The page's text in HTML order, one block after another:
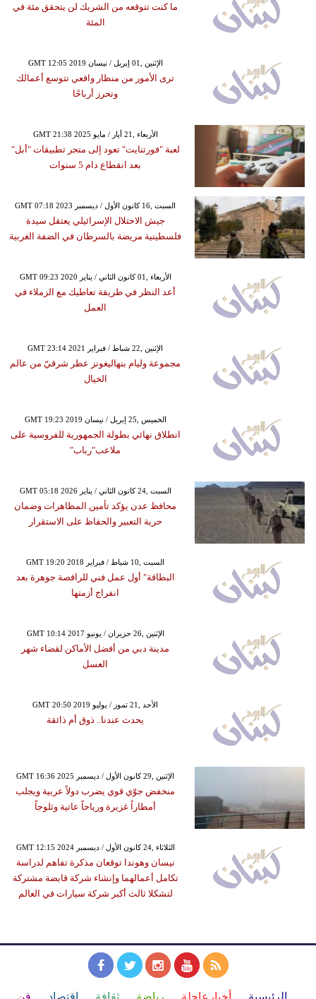
ما كنت تتوقعه من الشريك لن يتحقق مئة في
المئة
GMT 12:05 2019 الإثنين ,01 إبريل / نيسان
ترى الأمور من منظار واقعي تتوسع أعمالك
وتحرز أرباحًا
GMT 21:38 2025 الأربعاء ,21 أيار / مايو
لعبة "فورتنايت" تعود إلى متجر تطبيقات "أبل"
بعد انقطاع دام 5 سنوات
GMT 07:18 2023 السبت ,16 كانون الأول / ديسمبر
جيش الاحتلال الإسرائيلي يعتقل سيدة
فلسطينية مريضة بالسرطان في الضفة الغربية
GMT 09:23 2020 الأربعاء ,01 كانون الثاني / يناير
أعد النظر في طريقة تعاطيك مع الزملاء في
العمل
GMT 23:14 2021 الإثنين ,22 شباط / فبراير
مجموعة وليام بنهاليغونز عطر شرقيّ من عالم
الخيال
GMT 19:23 2019 الخميس ,25 إبريل / نيسان
انطلاق نهائي بطولة الجمهورية للفروسية على
ملاعب"رباب"
GMT 05:18 2026 السبت ,24 كانون الثاني / يناير
محافظ عدن يؤكد تأمين المظاهرات وضمان
حرية التعبير والحفاظ على الاستقرار
GMT 19:20 2018 السبت ,10 شباط / فبراير
البطاقة" أول عمل فني للراقصة جوهرة بعد
انفراج أزمتها
GMT 10:14 2017 الإثنين ,26 حزيران / يونيو
مدينة دبي من أفضل الأماكن لقضاء شهر
العسل
GMT 20:50 2019 الأحد ,21 تموز / يوليو
يحدث عندنا.. ذوق أم ذائقة
GMT 16:36 2025 الإثنين ,29 كانون الأول / ديسمبر
منخفض جوّي قوي يضرب دولاً عربية ويجلب
أمطاراً غزيرة ورياحاً عاتية وثلوجاً
GMT 12:15 2024 الثلاثاء ,24 كانون الأول / ديسمبر
نيسان وهوندا توقعان مذكرة تفاهم لدراسة
تكامل أعمالهما وإنشاء شركة قابضة مشتركة
لتشكلا ثالث أكبر شركة سيارات في العالم
الرئيسية أخبارعاجلة رياضة ثقافة إقتصاد فن